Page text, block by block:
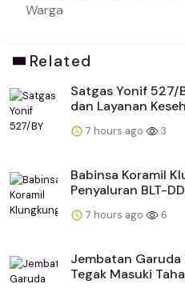
Warga
Related
Satgas Yonif 527/
dan Layanan
7 hours ago 3
Babinsa Koramil
Penyaluran BLT-
7 hours ago 6
Jembatan Garuda
Tegak Masuki